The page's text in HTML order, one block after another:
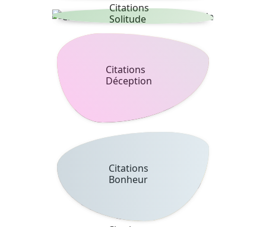
Citations
Solitude
Citations
Déception
Citations
Bonheur